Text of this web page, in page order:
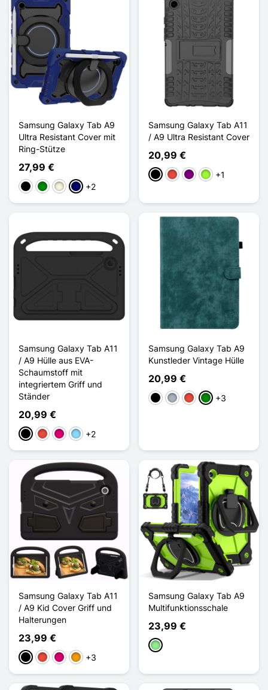
Samsung Galaxy Tab A9
Ultra Resistant Cover mit
Ring-Stütze
27,99 €
Schwarz
GrünBeigeMarineblau
+2
Samsung Galaxy Tab A11
/ A9 Ultra Resistant Cover
20,99 €
Schwarz
Rot ViolettApfelgrün
+1
Samsung Galaxy Tab A11
/ A9 Hülle aus EVA-
Schaumstoff mit
integriertem Griff und
Ständer
20,99 €
Schwarz
Rot Magenta
Hellblau
+2
Samsung Galaxy Tab A9
Kunstleder Vintage Hülle
20,99 €
Schwarz
GrauRot Grün+3
Samsung Galaxy Tab A11
/ A9 Kid Cover Griff und
Halterungen
23,99 €
Schwarz
Rot Magenta
Orange
+3
Samsung Galaxy Tab A9
Multifunktionsschale
23,99 €
Hellgrün